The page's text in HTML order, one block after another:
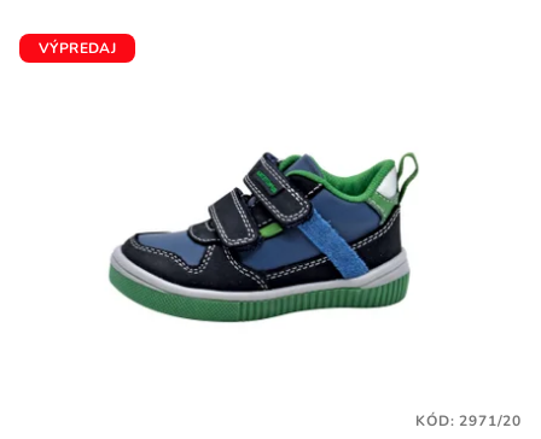
VÝPREDAJ
KÓD:2971/20